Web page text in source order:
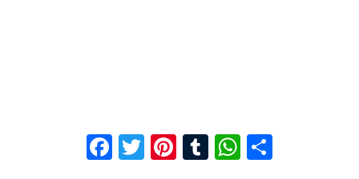
Facebook
Twitter
Pinterest
TumblrWhatsApp